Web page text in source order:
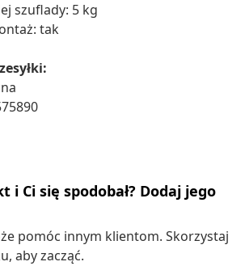
szuflady: 5 kg
tak
i Ci się spodobał? Dodaj jego
pomóc innym klientom. Skorzystaj
aby zacząć.